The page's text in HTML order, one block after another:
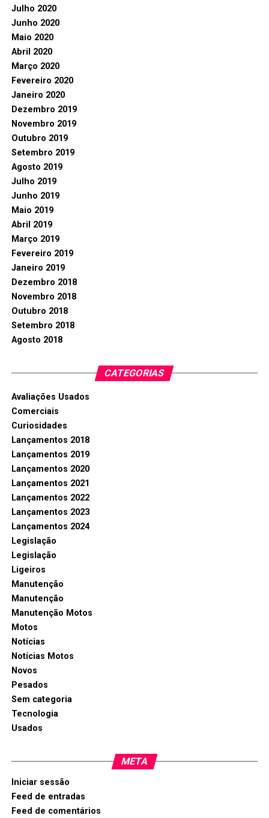
Julho 2020
Junho 2020
Maio 2020
Abril 2020
Março 2020
Fevereiro 2020
Janeiro 2020
Dezembro 2019
Novembro 2019
Outubro 2019
Setembro 2019
Agosto 2019
Julho 2019
Junho 2019
Maio 2019
Abril 2019
Março 2019
Fevereiro 2019
Janeiro 2019
Dezembro 2018
Novembro 2018
Outubro 2018
Setembro 2018
Agosto 2018
CATEGORIAS
Avaliações Usados
Comerciais
Curiosidades
Lançamentos 2018
Lançamentos 2019
Lançamentos 2020
Lançamentos 2021
Lançamentos 2022
Lançamentos 2023
Lançamentos 2024
Legislação
Legislação
Ligeiros
Manutenção
Manutenção
Manutenção Motos
Motos
Notícias
Notícias Motos
Novos
Pesados
Sem categoria
Tecnologia
Usados
META
Iniciar sessão
Feed de entradas
Feed de comentários